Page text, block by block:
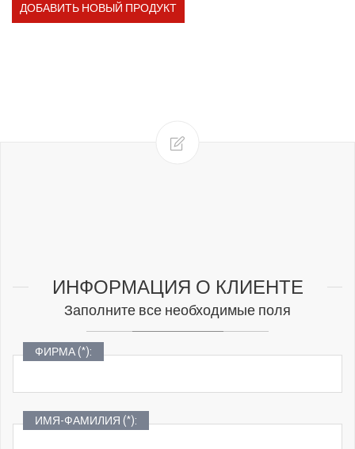
ДОБАВИТЬ НОВЫЙ ПРОДУКТ
ИНФОРМАЦИЯ О КЛИЕНТЕ
Заполните все необходимые поля
ФИРМА (*):
ИМЯ-ФАМИЛИЯ (*):